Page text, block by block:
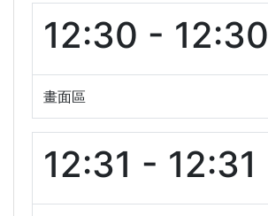
12:30 - 12:30
畫面區
12:31 - 12:31